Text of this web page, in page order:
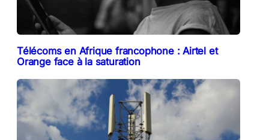
Télécoms en Afrique francophone : Airtel et
Orange face à la saturation